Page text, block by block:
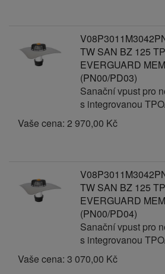
TW SAN BZ 125
EVERGUARD
(PN00/PD03)
Sanační vpust pro
s integrovanou
Vaše cena: 2 970,00 Kč
TW SAN BZ 125
EVERGUARD
(PN00/PD04)
Sanační vpust pro
s integrovanou
Vaše cena: 3 070,00 Kč